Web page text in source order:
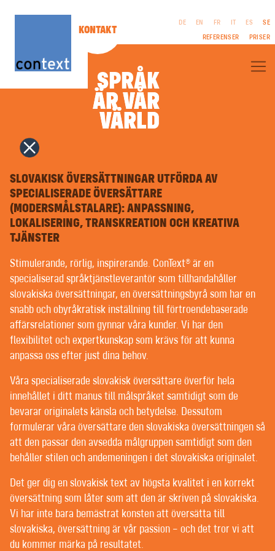
SPRÅK
ÄR VÅR
VÄRLD
ÄR VÅR
VÄRLD
DE EN FR IT ES
SE
REFERENSER
PRISER
FACKÖVERSÄTTNINGAR
LITTERÄRA ÖVERSÄTTNINGAR
FILM & TV | MANUS
FÖRETAGSPUBLIKATIONER
COPYWRITING | REKLAMTEXTER
PR | OFFENTLIGT ARBETE
NAMNGIVNING | VARUMÄRKEN
GRAFISK FORMGIVNING | MULTIMEDIA
TYPSÄTTNING PÅ FRÄMMANDE SPRÅK | PREPRESS
RÖSTINSPELNING | VOICEOVERS
SPRÅKUNDERVISNING | COACHNING
MASKINÖVERSÄTTNING MED ARTIFICIELL INTELLIGENS
POST-EDITING | SPRÅKGRANSKNING
TEXTREDIGERING OCH KORREKTURLÄSNING
VÄLKOMMEN TILL CONTEXT® –
ÖVERSÄTTNING | TEXTFÖRFATTANDE |
REDIGERING
FÖRMÅNSKUNDER FÅR BÄSTA MÖJLIGA
PERSONLIGA SERVICE HOS OSS. VILKEN TUR ATT
ALLA VÅRA KUNDER ÄR FÖRMÅNSKUNDER.
inte hävdar att de erbjuder sina kunder personlig
service som bygger på ömsesidigt förtroende – men
det kan tolkas på olika sätt.
Vissa språktjänstföretag har projektledare som ofta
RÄTTSLIGT
VILLKOR
INTEGRITETSPOLICY
SLOVAKISK ÖVERSÄTTNINGAR UTFÖRDA AV
SPECIALISERADE ÖVERSÄTTARE
(MODERSMÅLSTALARE): ANPASSNING,
LOKALISERING, TRANSKREATION OCH KREATIVA
TJÄNSTER
Stimulerande, rörlig, inspirerande. ConText® är en
specialiserad språktjänstleverantör som tillhandahåller
slovakiska översättningar, en översättningsbyrå som har en
snabb och obyråkratisk inställning till förtroendebaserade
affärsrelationer som gynnar våra kunder. Vi har den
flexibilitet och expertkunskap som krävs för att kunna
anpassa oss efter just dina behov.
Våra specialiserade slovakisk översättare överför hela
innehållet i ditt manus till målspråket samtidigt som de
bevarar originalets känsla och betydelse. Dessutom
formulerar våra översättare den slovakiska översättningen så
att den passar den avsedda målgruppen samtidigt som den
behåller stilen och andemeningen i det slovakiska originalet.
Det ger dig en slovakisk text av högsta kvalitet i en korrekt
översättning som låter som att den är skriven på slovakiska.
Vi har inte bara bemästrat konsten att översätta till
slovakiska, översättning är vår passion – och det tror vi att
du kommer märka på resultatet.
KONTAKT